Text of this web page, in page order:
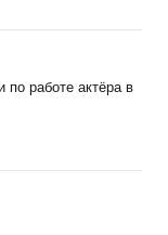
по работе актёра в